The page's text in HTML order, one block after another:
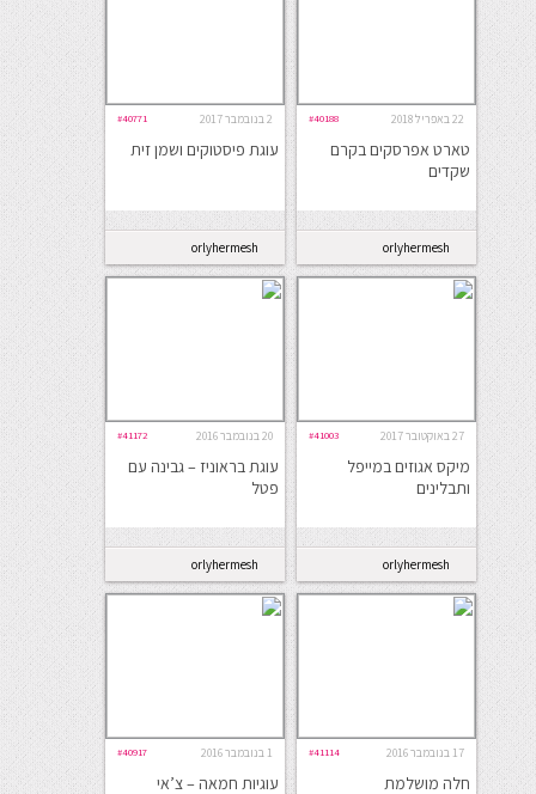
22 באפריל 2018 #40188
טארט אפרסקים בקרם
שקדים
orlyhermesh
2 בנובמבר 2017 #40771
עוגת פיסטוקים ושמן זית
orlyhermesh
27 באוקטובר 2017 #41003
מיקס אגוזים במייפל
ותבלינים
orlyhermesh
20 בנובמבר 2016 #41172
עוגת בראוניז – גבינה עם
פטל
orlyhermesh
17 בנובמבר 2016 #41114
חלה מושלמת
1 בנובמבר 2016 #40917
עוגיות חמאה – צ’אי